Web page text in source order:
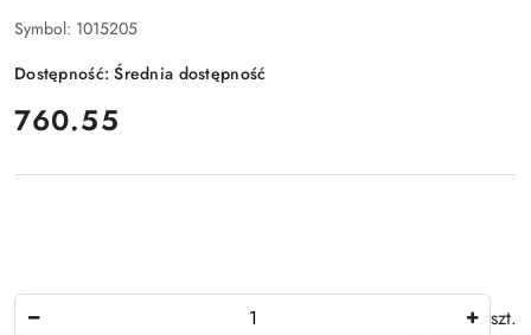
Symbol: 1015205
Dostępność:Średnia dostępność
cena:
760.55
szt.